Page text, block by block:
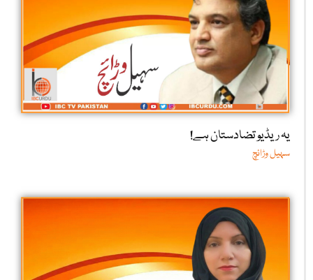
یہ ریڈیو تضادستان ہے!
سہیل وڑائچ